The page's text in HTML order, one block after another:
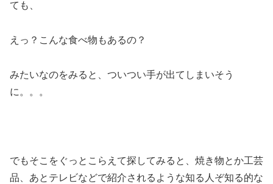
ても、
えっ？こんな食べ物もあるの？
みたいなのをみると、ついつい手が出てしまいそう
に。。。
でもそこをぐっとこらえて探してみると、焼き物とか工芸
品、あとテレビなどで紹介されるような知る人ぞ知る的な